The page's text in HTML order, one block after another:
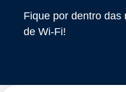
Fique por dentro das
de Wi-Fi!